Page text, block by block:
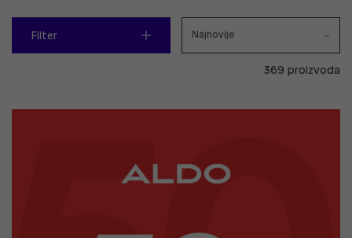
Filter
369 proizvoda